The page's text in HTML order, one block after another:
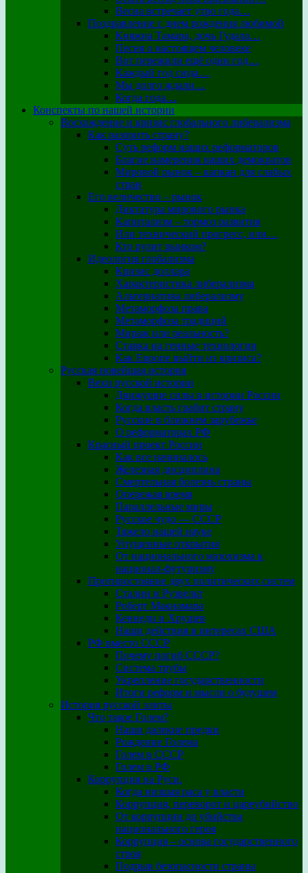
Весна встречает утро года…
Поздравление с днем рождения любимой
Княжна Тамара, дочь Гудала…
Песня о настоящем человеке
Вот пережили ещё один год…
Каждый год сюда…
Мы долго ждали…
Когда года…
Конспекты по нашей истории
Восхождение и кризис глобального либерализма
Как разорить страну?
Суть реформ наших реформаторов
Благие намерения наших демократов
Мировой рынок – капкан для слабых
стран
Его величество – рынок
Диктатура мирового рынка
Капитализм – тормоз развития
Или технический прогресс, или…
Кто рулит рынком?
Идеология глобализма
Кризис доллара
Характеристика либерализма
Альтернатива либерализму
Метаморфоза права
Метаморфоза традиций
Мираж или реальность?
Ставка на генные технологии
Как Европе выйти из кризиса?
Русская новейшая история
Вехи русской истории
Движущие силы в истории России
Когда власть грабит страну
Русские в ближнем зарубежье
О реформаторах РФ
Красный проект России
Как все начиналось
Железная дисциплина
Смертельная болезнь страны
Опережая время
Параллельные миры
Русское чудо — СССР
Тяжело нашей науке
Упущенные открытия
От национального мазохизма к
национал-футуризму
Противостояние двух политических систем
Сталин и Рузвельт
Роберт Макнамара
Кеннеди и Хрущев
Наши действия в интересах США
РФ вместо СССР
Почему погиб СССР?
Система трубы
Укрепление государственности
Итоги реформ и мысли о будущем
История русской элиты
Что такое Голем?
Наши далекие предки
Рождение Голема
Голем в СССР
Голем в РФ
Коррупция на Руси.
Когда низшая раса у власти
Коррупция, переворот и цареубийство
От коррупции до убийства
национального героя
Коррупция – основа государственного
строя
Подрыв безопасности страны